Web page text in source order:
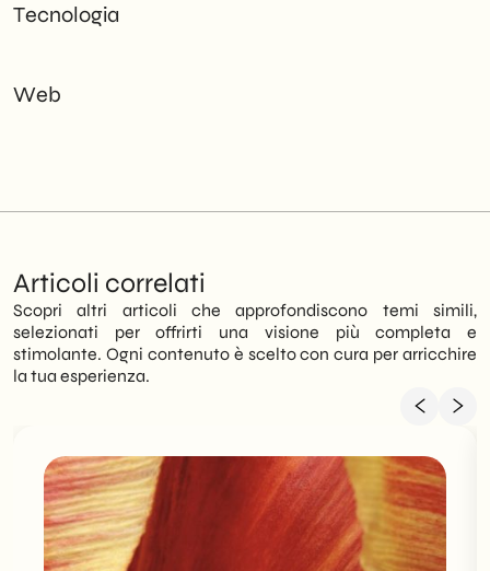
Tecnologia
Web
Articoli correlati
Scopri altri articoli che approfondiscono temi simili,
selezionati per offrirti una visione più completa e
stimolante. Ogni contenuto è scelto con cura per arricchire
la tua esperienza.